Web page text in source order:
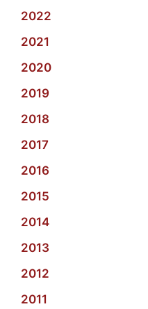
2022
2021
2020
2019
2018
2017
2016
2015
2014
2013
2012
2011